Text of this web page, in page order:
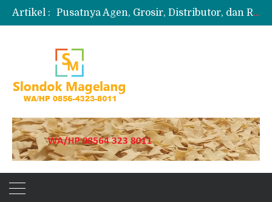
Artikel :
Pusatnya Agen, Grosir, Distributor, dan Reseller Puyur Koin
Produksi Slondok
Jual Puyur Koin Mentah 1 Ball 5 kg